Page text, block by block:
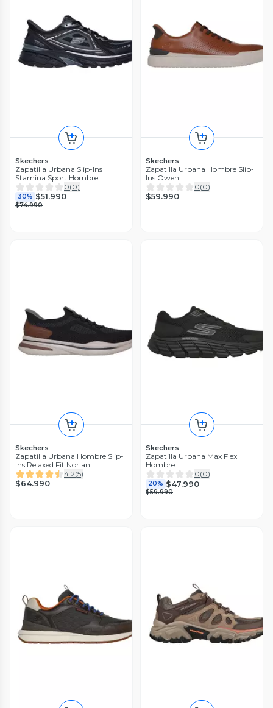
Skechers
Zapatilla Urbana Slip-Ins
Stamina Sport Hombre
0(0)
30% $51.990
$74.990
Skechers
Zapatilla Urbana Hombre Slip-
Ins Owen
0(0)
$59.990
Skechers
Zapatilla Urbana Hombre Slip-
Ins Relaxed Fit Norlan
4.2(5)
$64.990
Skechers
Zapatilla Urbana Max Flex
Hombre
0(0)
20% $47.990
$59.990